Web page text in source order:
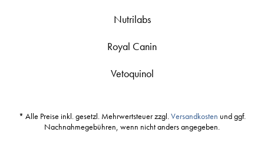
Nutrilabs
Royal Canin
Vetoquinol
* Alle Preise inkl. gesetzl. Mehrwertsteuer zzgl.Versandkosten und ggf.
Nachnahmegebühren, wenn nicht anders angegeben.